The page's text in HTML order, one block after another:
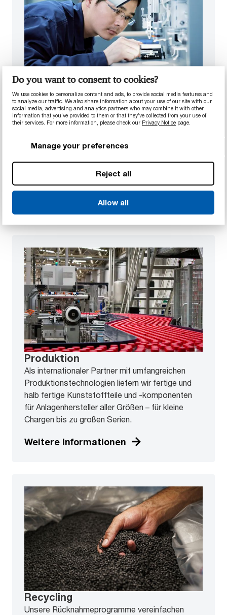
Do you want to consent to cookies?
We use cookies to personalize content and ads, to provide social media features and
to analyze our traffic. We also share information about your use of our site with our
social media, advertising and analytics partners who may combine it with other
information that you’ve provided to them or that they’ve collected from your use of
their services. For more information, please check our Privacy Notice page.
Manage your preferences
Reject all
Allow all
Prototypentwicklung, Prüfung und
Validierung
Mit Rapid-Prototyping-Technologien, internen
Testlaboren und umfangreicher Erfahrung in der
Spektrum an Ressourcen an. Dadurch lassen
den Markt bringen können.
Weiter Informationen
Produktion
Als internationaler Partner mit umfangreichen
Produktionstechnologien liefern wir fertige und
halb fertige Kunststoffteile und -komponenten
für Anlagenhersteller aller Größen – für kleine
Chargen bis zu großen Serien.
Weitere Informationen
Recycling
Unsere Rücknahmeprogramme vereinfachen